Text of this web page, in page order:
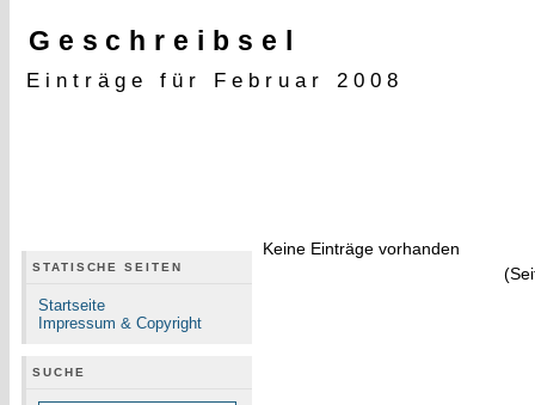
Geschreibsel
Einträge für Februar 2008
STATISCHE SEITEN
Startseite
Impressum & Copyright
SUCHE
Keine Einträge vorhanden